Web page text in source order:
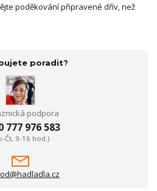
poděkování připravené dřív, než
poradit?
podpora
777 976 583
Čt, 9-16 hod.)